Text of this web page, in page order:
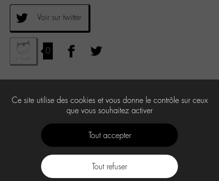
Voir sur twitter
0
Ce site utilise des cookies et vous donne le contrôle sur ceux
que vous souhaitez activer
Tout accepter
Tout refuser